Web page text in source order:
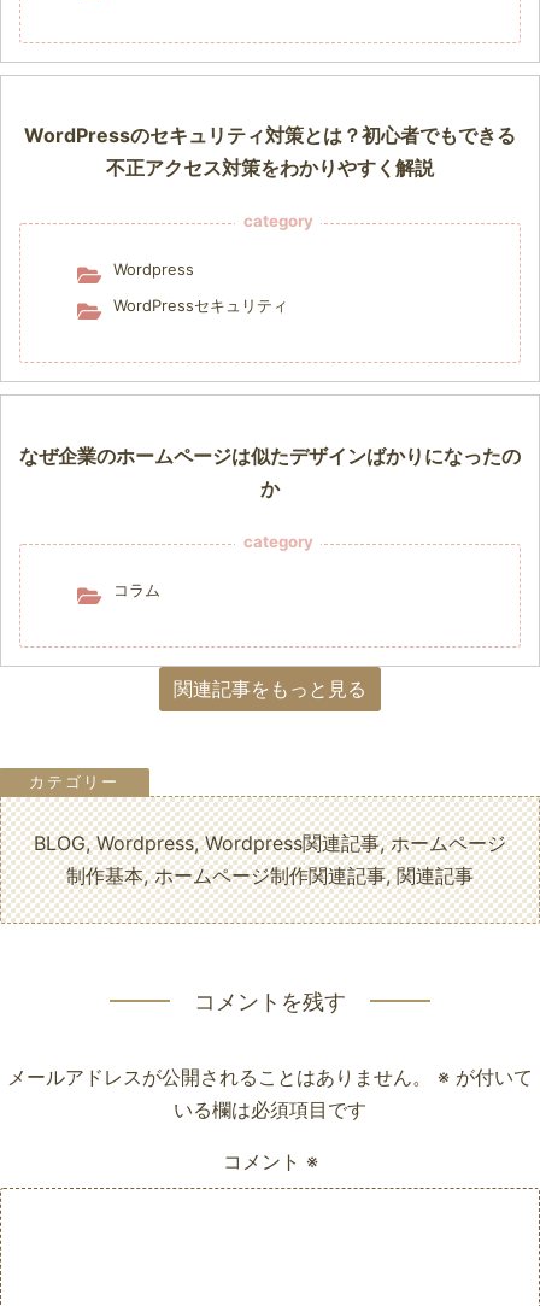
WordPressのセキュリティ対策とは？初心者でもできる
不正アクセス対策をわかりやすく解説
category
Wordpress
WordPressセキュリティ
なぜ企業のホームページは似たデザインばかりになったの
か
category
コラム
関連記事をもっと見る
BLOG,Wordpress,Wordpress関連記事,ホームページ
制作基本,ホームページ制作関連記事,関連記事
コメントを残す
メールアドレスが公開されることはありません。 ※ が付いて
いる欄は必須項目です
コメント ※